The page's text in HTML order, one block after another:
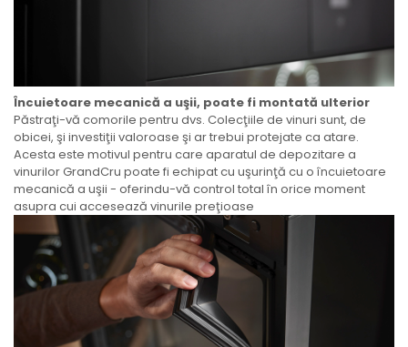
Încuietoare mecanică a uşii, poate fi montată ulterior
Păstraţi-vă comorile pentru dvs. Colecţiile de vinuri sunt, de
obicei, şi investiţii valoroase şi ar trebui protejate ca atare.
Acesta este motivul pentru care aparatul de depozitare a
vinurilor GrandCru poate fi echipat cu uşurinţă cu o încuietoare
mecanică a uşii - oferindu-vă control total în orice moment
asupra cui accesează vinurile preţioase